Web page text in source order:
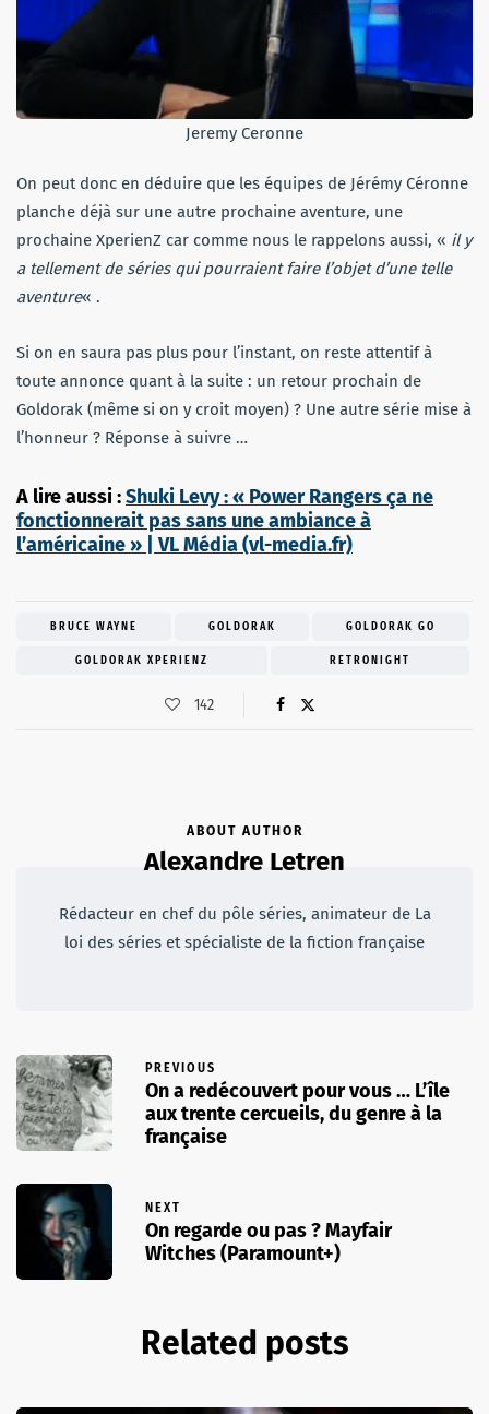
Jeremy Ceronne
On peut donc en déduire que les équipes de Jérémy Céronne
planche déjà sur une autre prochaine aventure, une
prochaine XperienZ car comme nous le rappelons aussi, « il y
a tellement de séries qui pourraient faire l’objet d’une telle
aventure« .
Si on en saura pas plus pour l’instant, on reste attentif à
toute annonce quant à la suite : un retour prochain de
Goldorak (même si on y croit moyen) ? Une autre série mise à
l’honneur ? Réponse à suivre …
A lire aussi :Shuki Levy : « Power Rangers ça ne
fonctionnerait pas sans une ambiance à
l’américaine » | VL Média (vl-media.fr)
BRUCE WAYNE GOLDORAK GOLDORAK GO
GOLDORAK XPERIENZ RETRONIGHT
142
ABOUT AUTHOR
Alexandre Letren
Rédacteur en chef du pôle séries, animateur de La
loi des séries et spécialiste de la fiction française
PREVIOUS
On a redécouvert pour vous … L’île
aux trente cercueils, du genre à la
française
NEXT
On regarde ou pas ? Mayfair
Witches (Paramount+)
Related posts